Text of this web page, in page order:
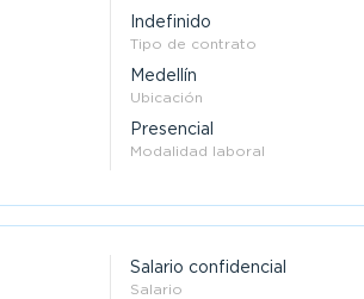
Indefinido
Tipo de contrato
Medellín
Ubicación
Presencial
Modalidad laboral
Salario confidencial
Salario